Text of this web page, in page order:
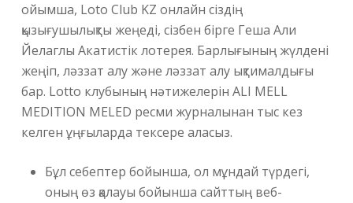
ойымша, Loto Club KZ онлайн сіздің
қызығушылықты жеңеді, сізбен бірге Геша Али
Йелаглы Акатистік лотерея. Барлығының жүлдені
жеңіп, ләззат алу және ләззат алу ықтималдығы
бар. Lotto клубының нәтижелерін ALI MELL
MEDITION MELED ресми журналынан тыс кез
келген ұңғыларда тексере аласыз.
Бұл себептер бойынша, ол мұндай түрдегі,
оның өз қалауы бойынша сайттың веб-